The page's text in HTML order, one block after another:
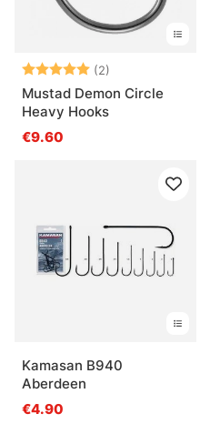
Beoordeling:
(2)
Mustad Demon Circle
Heavy Hooks
€9.60
Kamasan B940
Aberdeen
€4.90